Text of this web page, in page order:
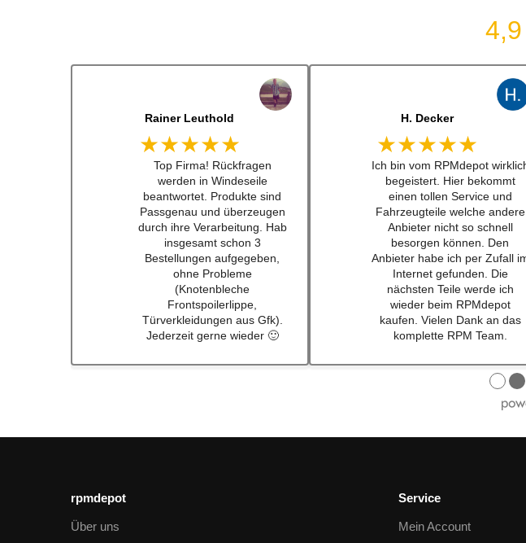
4,9
Dennis Lorenz (Inch)
★★★★★
Schneller Versandt, Top
Qualität immerwieder gerne
bei euch #w201Commumity
J. B
★★★★★
Kann man zu 100%
empfehlen. Habe einen
Schalthebel für einen w201
16v besteht. Lieferung schnell
und Konversation top.
Qualität der Teile ist wirklich
top!!!
Empfehe ich sehr gerne
weiter.
Ich werde bei zukünftigen
Projekten hier als erstes
schauen. Mega Auswahl!
●●
rpmdepot
Über uns
Service
Mein Account